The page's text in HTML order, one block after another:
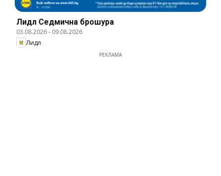
Лидл Cедмична брошура
03.08.2026- 09.08.2026
Лидл
РЕКЛАМА